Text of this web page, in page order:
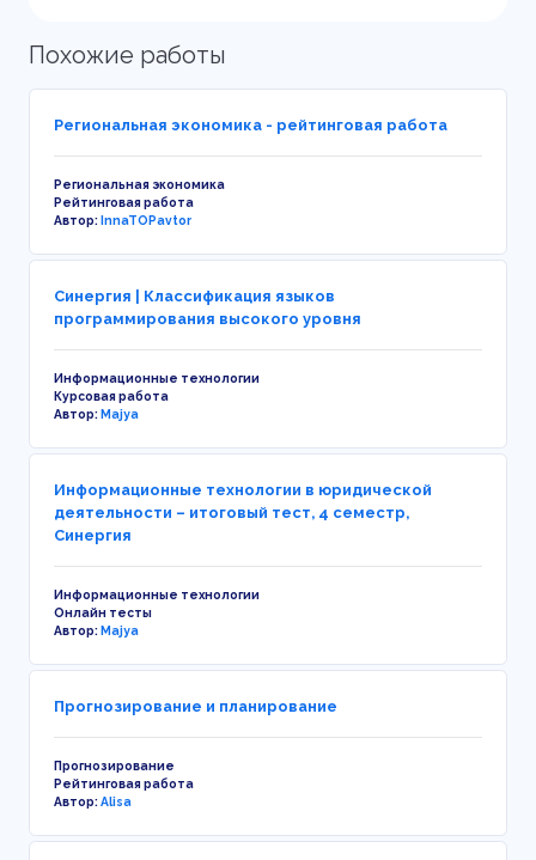
Похожие работы
Региональная экономика - рейтинговая работа
Региональная экономика
Рейтинговая работа
Автор:InnaTOPavtor
Синергия | Классификация языков
программирования высокого уровня
Информационные технологии
Курсовая работа
Автор:Majya
Информационные технологии в юридической
деятельности – итоговый тест, 4 семестр,
Синергия
Информационные технологии
Онлайн тесты
Автор:Majya
Прогнозирование и планирование
Прогнозирование
Рейтинговая работа
Автор:Alisa